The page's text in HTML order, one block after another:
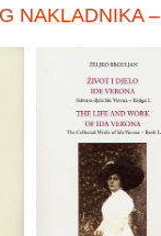
NAKLADNIKA –